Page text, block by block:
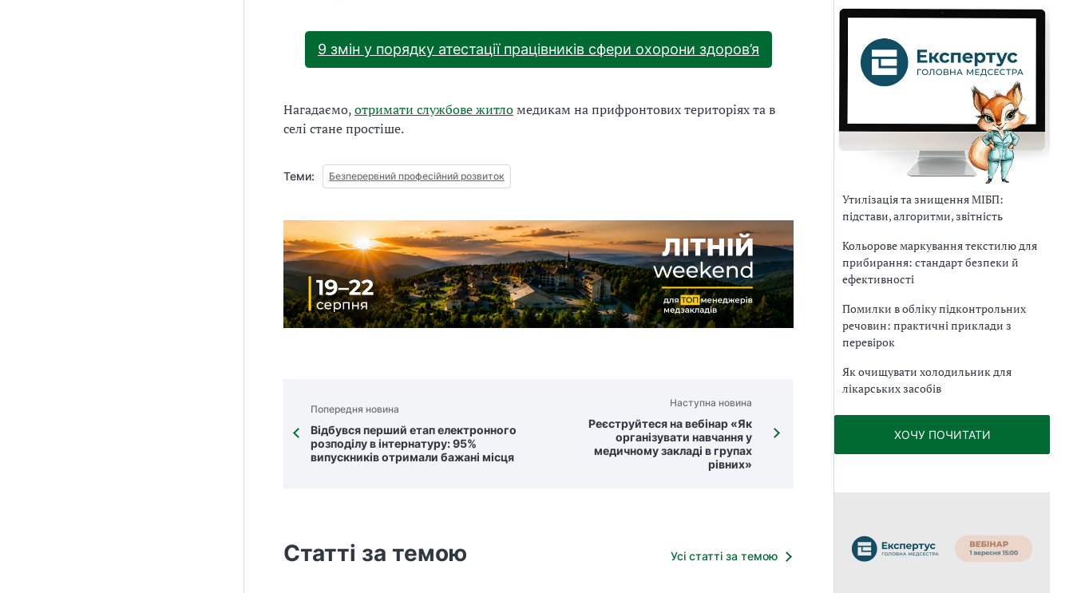
9 змін у порядку атестації працівників сфери охорони здоров’я
Нагадаємо,отримати службове житломедикам на прифронтових територіях та в
селі стане простіше.
Теми: Безперервний професійний розвиток
Попередня новина
Відбувся перший етап електронного
розподілу в інтернатуру: 95%
випускників отримали бажані місця
Наступна новина
Реєструйтеся на вебінар «Як
організувати навчання у
медичному закладі в групах
рівних»
Статті за темою Усі статті за темою
Утилізація та знищення МІБП:
підстави, алгоритми, звітність
Кольорове маркування текстилю для
прибирання: стандарт безпеки й
ефективності
Помилки в обліку підконтрольних
речовин: практичні приклади з
перевірок
Як очищувати холодильник для
лікарських засобів
ХОЧУ ПОЧИТАТИ